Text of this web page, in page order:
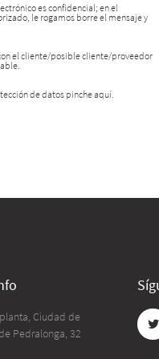
es confidencial; en el
le rogamos borre el mensaje y
el cliente/posible cliente/proveedor
de datos pinche aquí.
Ciudad de
Pedralonga, 32